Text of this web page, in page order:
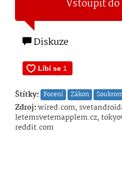
Vstoupit
Diskuze
Štítky: Focení Zákon
Zdroj:wired.com,
letemsvetemapplem.cz,
reddit.com